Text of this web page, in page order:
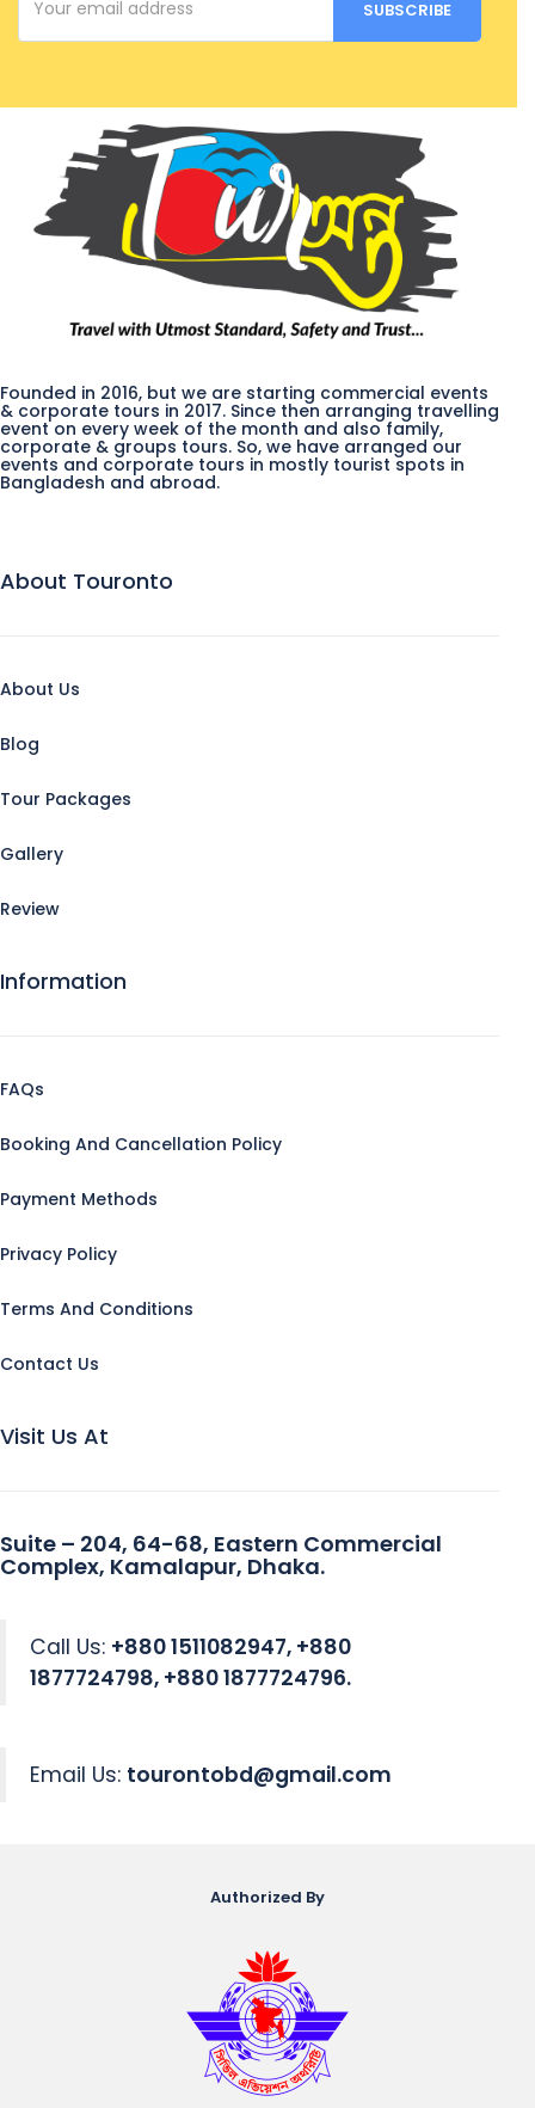
Founded in 2016, but we are starting commercial events
& corporate tours in 2017. Since then arranging travelling
event on every week of the month and also family,
corporate & groups tours. So, we have arranged our
events and corporate tours in mostly tourist spots in
Bangladesh and abroad.
About Touronto
About Us
Blog
Tour Packages
Gallery
Review
Information
FAQs
Booking And Cancellation Policy
Payment Methods
Privacy Policy
Terms And Conditions
Contact Us
Visit Us At
Suite – 204, 64-68, Eastern Commercial
Complex, Kamalapur, Dhaka.
Call Us: +880 1511082947, +880
1877724798, +880 1877724796.
Email Us: tourontobd@gmail.com
Authorized By